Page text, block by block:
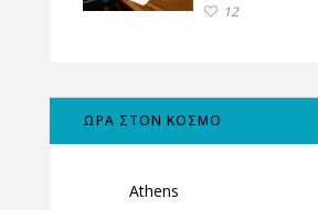
12
ΩΡΑ ΣΤΟΝ ΚΟΣΜΟ
Athens